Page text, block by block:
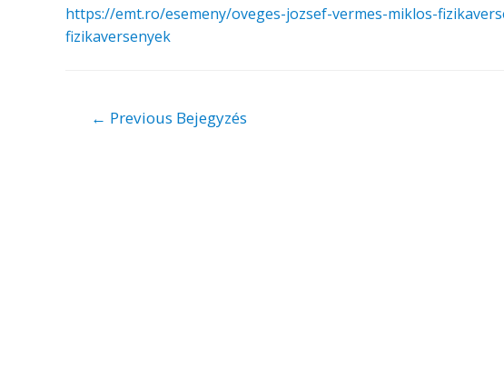
https://emt.ro/esemeny/oveges-jozsef-vermes-miklos-
fizikaversenyek
Bejegyzés
← Previous Bejegyzés